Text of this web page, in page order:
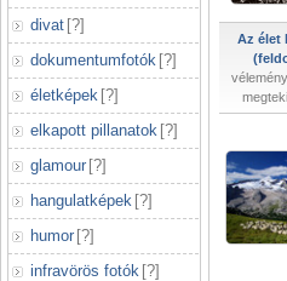
divat [?]
dokumentumfotók [?]
életképek [?]
elkapott pillanatok [?]
glamour [?]
hangulatképek [?]
humor [?]
infravörös fotók [?]
Az élet